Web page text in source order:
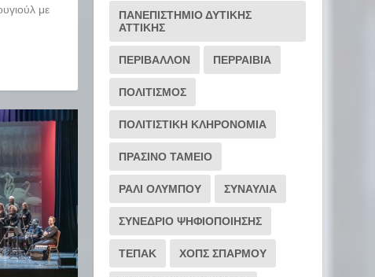
με
ΠΑΝΕΠΙΣΤΗΜΙΟ ΔΥΤΙΚΗΣ
ΑΤΤΙΚΗΣ
ΠΕΡΙΒΑΛΛΟΝ ΠΕΡΡΑΙΒΙΑ
ΠΟΛΙΤΙΣΜΟΣ
ΠΟΛΙΤΙΣΤΙΚΗ ΚΛΗΡΟΝΟΜΙΑ
ΠΡΑΣΙΝΟ ΤΑΜΕΙΟ
ΡΆΛΙ ΟΛΎΜΠΟΥ ΣΥΝΑΥΛΙΑ
ΣΥΝΕΔΡΙΟ ΨΗΦΙΟΠΟΙΗΣΗΣ
ΤΕΠΑΚ ΧΟΠΣ ΣΠΑΡΜΟΥ